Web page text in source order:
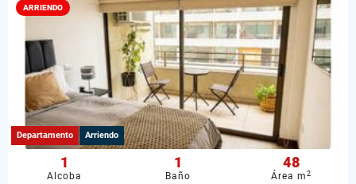
ARRIENDO
Departamento Arriendo
1
Alcoba
1
Baño
48
Área m2